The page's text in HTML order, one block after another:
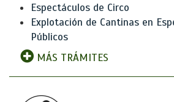
Espectáculos de Circo
Explotación de Cantinas en
Públicos
MÁS TRÁMITES